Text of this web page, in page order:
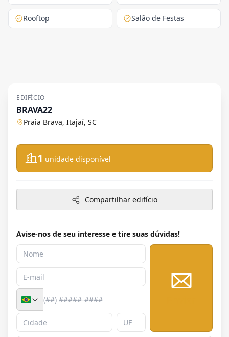
Rooftop Salão de Festas
EDIFÍCIO
BRAVA22
Praia Brava, Itajaí, SC
1 unidade disponível
Compartilhar edifício
Avise-nos de seu interesse e tire suas dúvidas!